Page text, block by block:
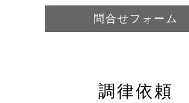
問合せフォーム
調律依頼